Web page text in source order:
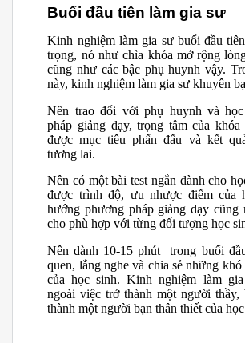
Buổi đầu tiên làm gia sư
Kinh nghiệm làm gia sư buổi đầu
trọng, nó như chìa khóa mở rộng
cũng như các bậc phụ huynh vậy.
này, kinh nghiệm làm gia sư khuyên
Nên trao đổi với phụ huynh và
pháp giảng dạy, trọng tâm của
được mục tiêu phấn đấu và kết
tương lai.
Nên có một bài test ngắn dành cho
được trình độ, ưu nhược điểm của
hướng phương pháp giảng dạy cũng
cho phù hợp với từng đối tượng học
Nên dành 10-15 phút trong buổi
quen, lắng nghe và chia sẻ những
của học sinh. Kinh nghiệm làm
ngoài việc trở thành một người thầy,
thành một người bạn thân thiết của